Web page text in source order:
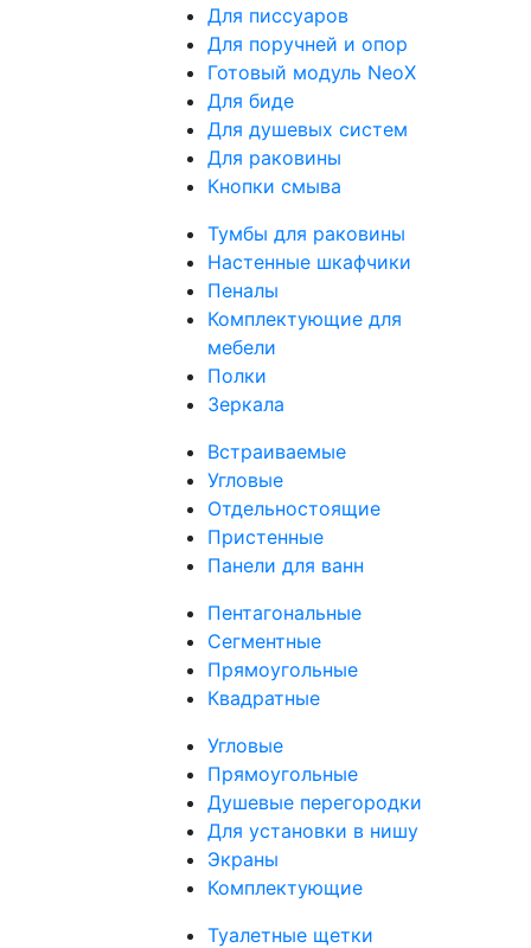
Для писсуаров
Для поручней и опор
Готовый модуль NeoX
Для биде
Для душевых систем
Для раковины
Кнопки смыва
Тумбы для раковины
Настенные шкафчики
Пеналы
Комплектующие для
мебели
Полки
Зеркала
Встраиваемые
Угловые
Отдельностоящие
Пристенные
Панели для ванн
Пентагональные
Сегментные
Прямоугольные
Квадратные
Угловые
Прямоугольные
Душевые перегородки
Для установки в нишу
Экраны
Комплектующие
Туалетные щетки